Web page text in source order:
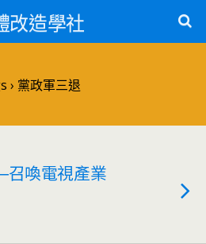
改造學社
› 黨政軍三退
召喚電視產業